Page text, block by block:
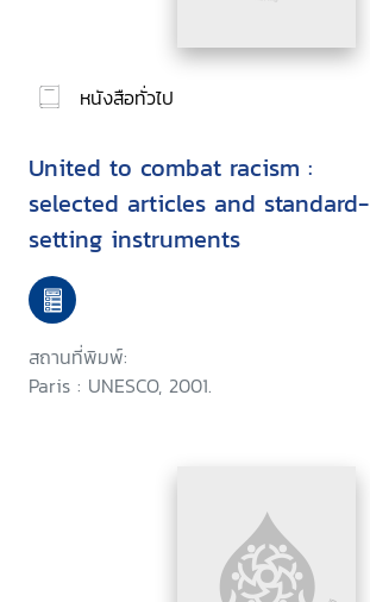
หนังสือทั่วไป
United to combat racism :
selected articles and standard-
setting instruments
สถานที่พิมพ์:
Paris : UNESCO, 2001.